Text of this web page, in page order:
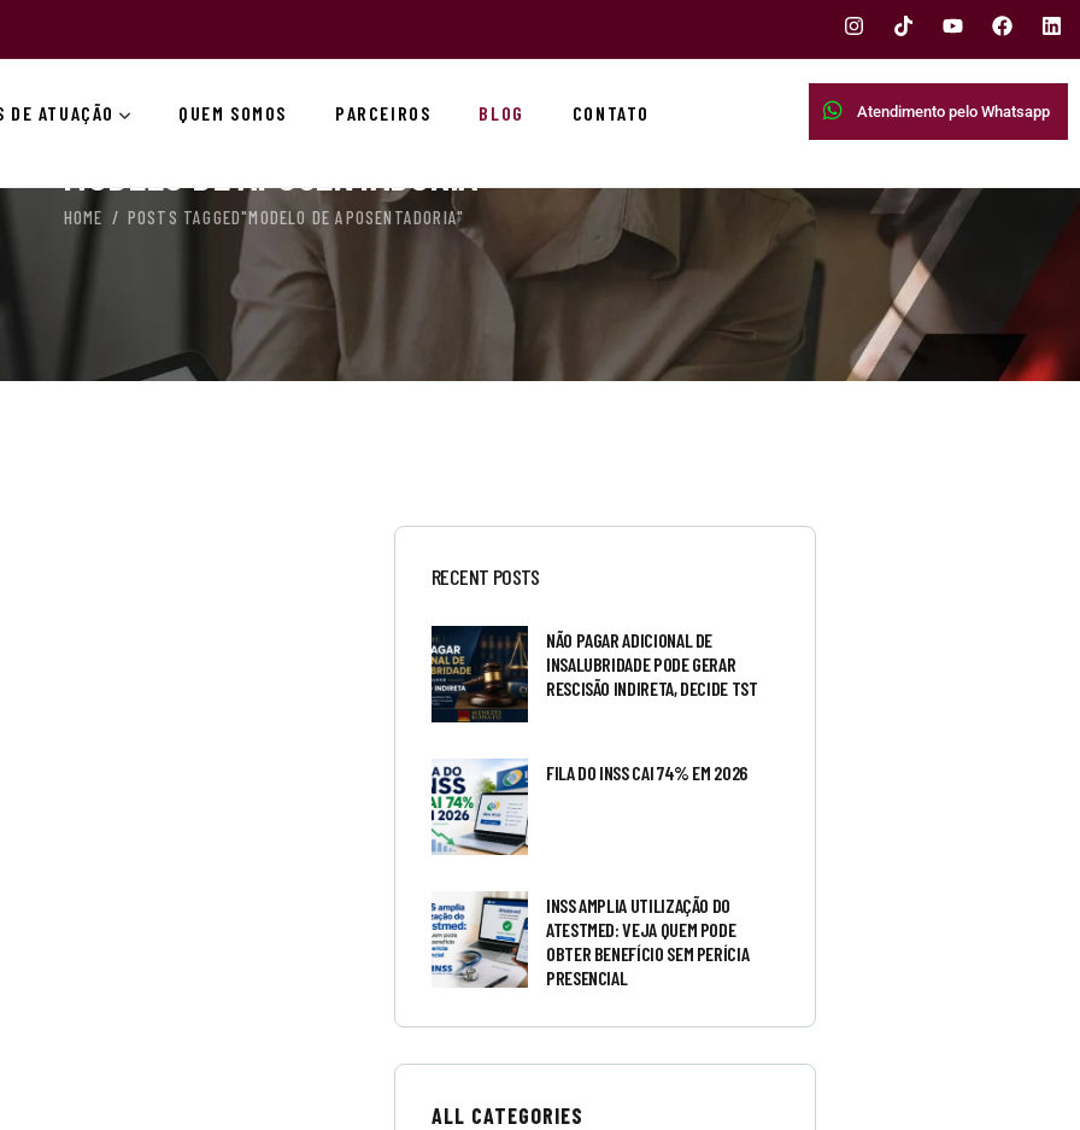
DE ATUAÇÃO QUEM SOMOS PARCEIROS BLOG CONTATO Atendimento pelo Whatsapp
HOME POSTS TAGGED"MODELO DE APOSENTADORIA"
RECENT POSTS
NÃO PAGAR ADICIONAL DE
INSALUBRIDADE PODE GERAR
RESCISÃO INDIRETA, DECIDE TST
FILA DO INSS CAI 74% EM 2026
INSS AMPLIA UTILIZAÇÃO DO
ATESTMED: VEJA QUEM PODE
OBTER BENEFÍCIO SEM PERÍCIA
PRESENCIAL
ALL CATEGORIES